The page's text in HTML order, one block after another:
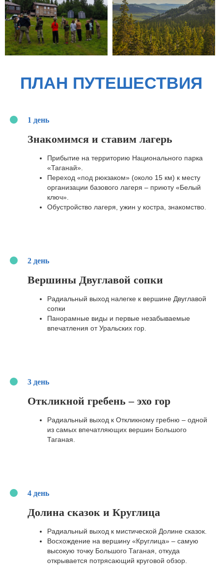
1 день
Знакомимся и ставим лагерь
Прибытие на территорию Национального парка
«Таганай».
Переход «под рюкзаком» (около 15 км) к месту
организации базового лагеря – приюту «Белый
ключ».
Обустройство лагеря, ужин у костра, знакомство.
2 день
Вершины Двуглавой сопки
Радиальный выход налегке к вершине Двуглавой
сопки
Панорамные виды и первые незабываемые
впечатления от Уральских гор.
3 день
Откликной гребень – эхо гор
Радиальный выход к Откликному гребню – одной
из самых впечатляющих вершин Большого
Таганая.
4 день
Долина сказок и Круглица
Радиальный выход к мистической Долине сказок.
Восхождение на вершину «Круглица» – самую
высокую точку Большого Таганая, откуда
открывается потрясающий круговой обзор.
ЧТО ПОЛУЧИТ
УЧАСТНИК